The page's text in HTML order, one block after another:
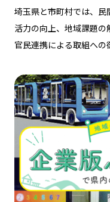
埼玉県と市町村では、民
活力の向上、地域課題の
官民連携による取組への